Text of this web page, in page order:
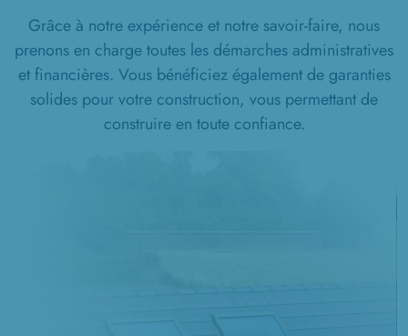
Grâce à notre expérience et notre savoir-faire, nous
prenons en charge toutes les démarches administratives
et financières. Vous bénéficiez également de garanties
solides pour votre construction, vous permettant de
construire en toute confiance.